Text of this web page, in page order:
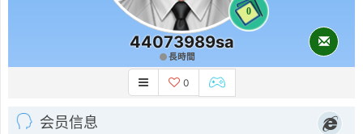
0
44073989sa
長時間
0
会员信息